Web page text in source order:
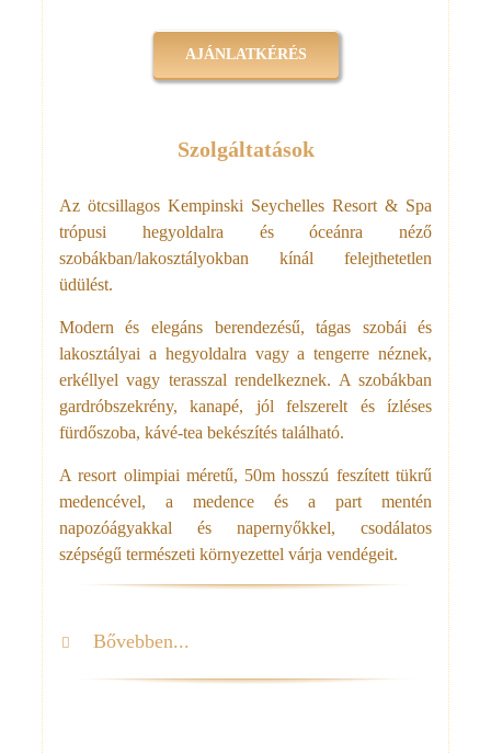
AJÁNLATKÉRÉS
Szolgáltatások
Az ötcsillagos Kempinski Seychelles Resort & Spa
trópusi hegyoldalra és óceánra néző
szobákban/lakosztályokban kínál felejthetetlen
üdülést.
Modern és elegáns berendezésű, tágas szobái és
lakosztályai a hegyoldalra vagy a tengerre néznek,
erkéllyel vagy terasszal rendelkeznek. A szobákban
gardróbszekrény, kanapé, jól felszerelt és ízléses
fürdőszoba, kávé-tea bekészítés található.
A resort olimpiai méretű, 50m hosszú feszített tükrű
medencével, a medence és a part mentén
napozóágyakkal és napernyőkkel, csodálatos
szépségű természeti környezettel várja vendégeit.
Bővebben...